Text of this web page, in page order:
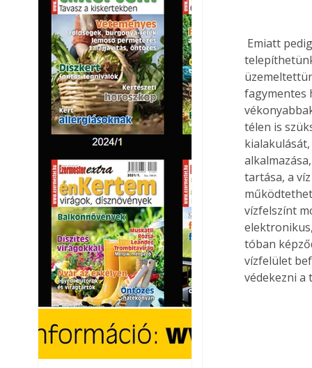
fagymentes
télen is
tartása, a
vízfelszínt
tóban
vízfelület
védekezni a